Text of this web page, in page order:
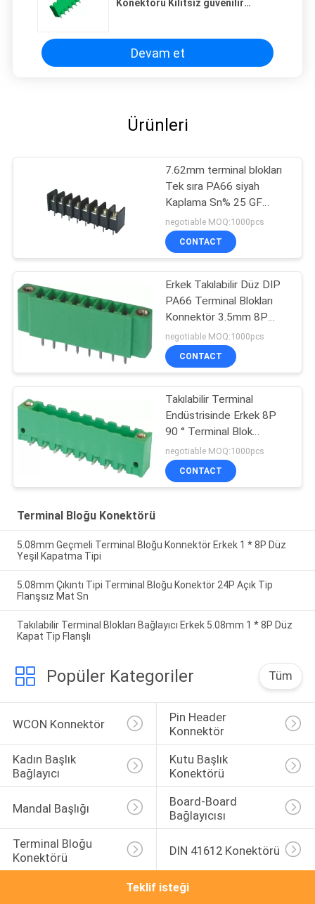
Konektörü Kilitsiz güvenilir
Devam et
Ürünleri
7.62mm terminal blokları
Tek sıra PA66 siyah
Kaplama Sn% 25 GF
UL94V-0 Pirinç
negotiable MOQ:1000pcs
CONTACT
Erkek Takılabilir Düz DIP
PA66 Terminal Blokları
Konnektör 3.5mm 8P
Kulakla
negotiable MOQ:1000pcs
CONTACT
Takılabilir Terminal
Endüstrisinde Erkek 8P
90 ° Terminal Blok
Konnektörü 5.08mm
negotiable MOQ:1000pcs
CONTACT
Terminal Bloğu Konektörü
5.08mm Geçmeli Terminal Bloğu Konnektör Erkek 1 * 8P Düz
Yeşil Kapatma Tipi
5.08mm Çıkıntı Tipi Terminal Bloğu Konektör 24P Açık Tip
Flanşsız Mat Sn
Takılabilir Terminal Blokları Bağlayıcı Erkek 5.08mm 1 * 8P Düz
Kapat Tip Flanşlı
Popüler Kategoriler Tüm
WCON Konnektör
Pin Header
Konnektör
Kadın Başlık
Bağlayıcı
Kutu Başlık
Konektörü
Mandal Başlığı
Board-Board
Bağlayıcısı
Terminal Bloğu
Konektörü
DIN 41612 Konektörü
Teklif isteği